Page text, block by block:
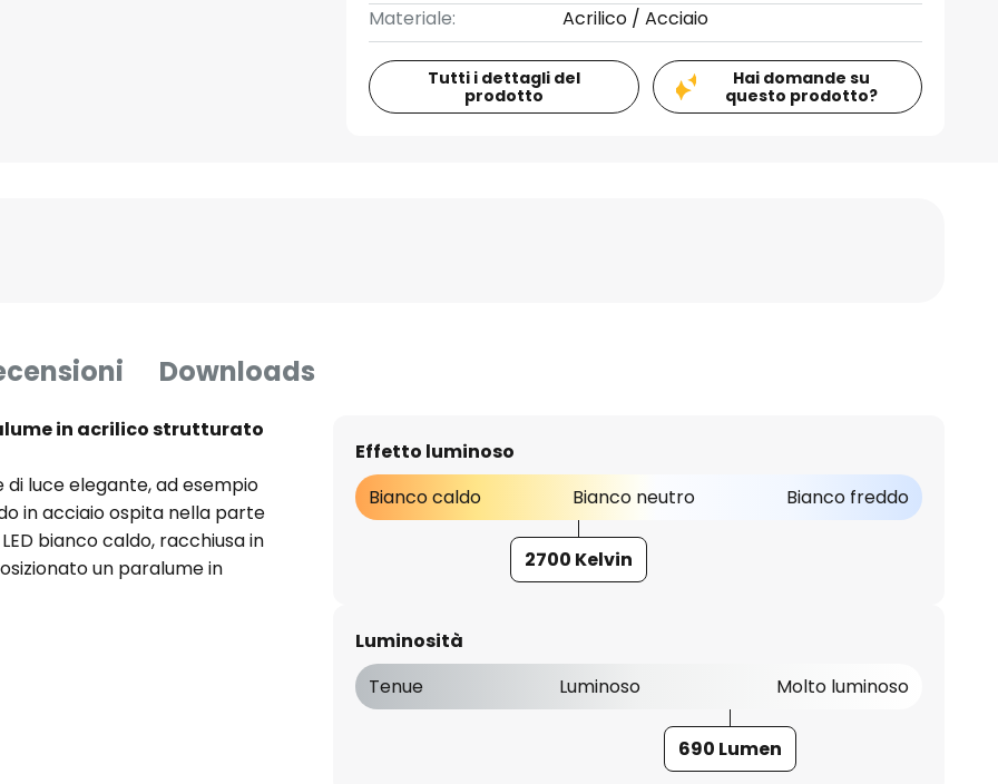
Materiale:
Acrilico / Acciaio
Tutti i dettagli del
prodotto
Hai domande su
questo prodotto?
Downloads
in acrilico strutturato
di luce elegante, ad esempio
in acciaio ospita nella parte
bianco caldo, racchiusa in
un paralume in
rifrange la luce. La lampada
Effetto luminoso
Bianco caldo
Bianco neutro Bianco freddo
2700 Kelvin
Luminosità
Tenue
Luminoso Molto luminoso
690 Lumen